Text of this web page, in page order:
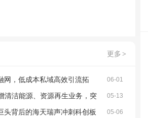
更多 >
06-01
网，低成本私域高效引流拓
客、流量增长，注册用户送宣传网站
05-13
清洁能源、资源再生业务，突
05-06
头背后的海天瑞声冲刺科创板